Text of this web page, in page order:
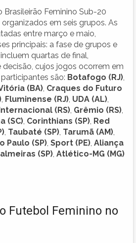
Brasileirão Feminino Sub-20
em seis grupos. As
entre março e maio,
principais: a fase de grupos e
quartas de final,
decisão, cujos jogos ocorrem em
são: Botafogo (RJ)
(BA) Craques do Futuro
Fluminense (RJ) UDA (AL)
(RS) Grêmio (RS)
(SC) Corinthians (SP) Red
Taubaté (SP) Tarumã (AM)
Paulo (SP) Sport (PE) Aliança
(SP) Atlético-MG (MG)
Futebol Feminino no